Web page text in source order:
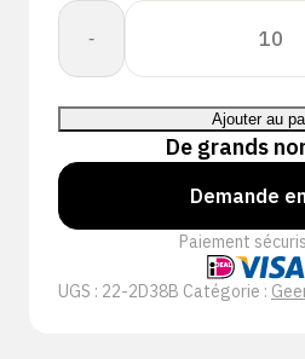
-
quantité
CORESHIELD
DOUBLE
18G
BB
NSMF
A2/B
Ajouter au
De grands
Demande
Paiement
UGS : 22-2D38B Catégorie :